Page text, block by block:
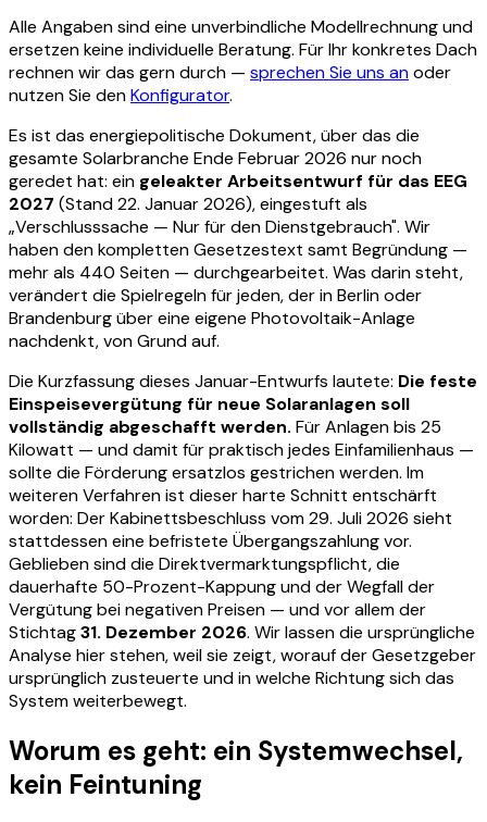
Alle Angaben sind eine unverbindliche Modellrechnung und
ersetzen keine individuelle Beratung. Für Ihr konkretes Dach
rechnen wir das gern durch — sprechen Sie uns anoder
nutzen Sie denKonfigurator.
Es ist das energiepolitische Dokument, über das die
gesamte Solarbranche Ende Februar 2026 nur noch
geredet hat: ein geleakter Arbeitsentwurf für das EEG
2027 (Stand 22. Januar 2026), eingestuft als
„Verschlusssache — Nur für den Dienstgebrauch". Wir
haben den kompletten Gesetzestext samt Begründung —
mehr als 440 Seiten — durchgearbeitet. Was darin steht,
verändert die Spielregeln für jeden, der in Berlin oder
Brandenburg über eine eigene Photovoltaik-Anlage
nachdenkt, von Grund auf.
Die Kurzfassung dieses Januar-Entwurfs lautete: Die feste
Einspeisevergütung für neue Solaranlagen soll
vollständig abgeschafft werden. Für Anlagen bis 25
Kilowatt — und damit für praktisch jedes Einfamilienhaus —
sollte die Förderung ersatzlos gestrichen werden. Im
weiteren Verfahren ist dieser harte Schnitt entschärft
worden: Der Kabinettsbeschluss vom 29. Juli 2026 sieht
stattdessen eine befristete Übergangszahlung vor.
Geblieben sind die Direktvermarktungspflicht, die
dauerhafte 50-Prozent-Kappung und der Wegfall der
Vergütung bei negativen Preisen — und vor allem der
Stichtag31. Dezember 2026. Wir lassen die ursprüngliche
Analyse hier stehen, weil sie zeigt, worauf der Gesetzgeber
ursprünglich zusteuerte und in welche Richtung sich das
System weiterbewegt.
Worum es geht: ein Systemwechsel,
kein Feintuning